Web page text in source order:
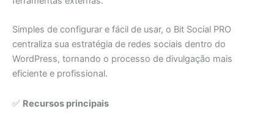
Simples de configurar e fácil de usar, o Bit Social PRO
centraliza sua estratégia de redes sociais dentro do
WordPress, tornando o processo de divulgação mais
eficiente e profissional.
✅ Recursos principais